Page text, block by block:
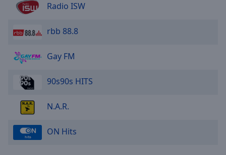
Radio ISW
rbb 88.8
Gay FM
90s90s HITS
N.A.R.
ON Hits